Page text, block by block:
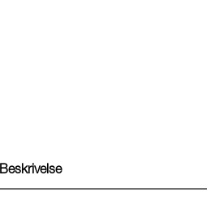
Beskrivelse